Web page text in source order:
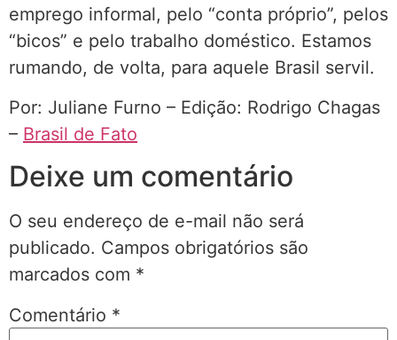
emprego informal, pelo “conta próprio”, pelos
“bicos” e pelo trabalho doméstico. Estamos
rumando, de volta, para aquele Brasil servil.
Por: Juliane Furno – Edição: Rodrigo Chagas
– Brasil de Fato
Deixe um comentário
O seu endereço de e-mail não será
publicado. Campos obrigatórios são
marcados com *
Comentário *